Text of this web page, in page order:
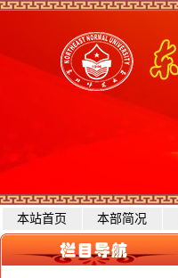
本站首页 本部简况